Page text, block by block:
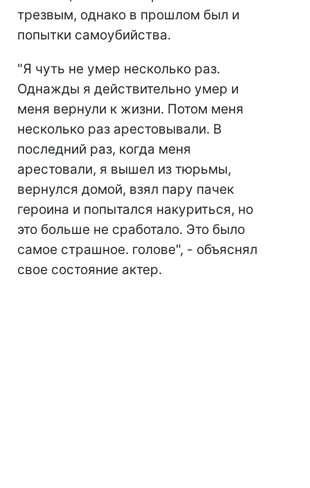
трезвым, однако в прошлом был и
попытки самоубийства.
"Я чуть не умер несколько раз.
Однажды я действительно умер и
меня вернули к жизни. Потом меня
несколько раз арестовывали. В
последний раз, когда меня
арестовали, я вышел из тюрьмы,
вернулся домой, взял пару пачек
героина и попытался накуриться, но
это больше не сработало. Это было
самое страшное. голове", - объяснял
свое состояние актер.